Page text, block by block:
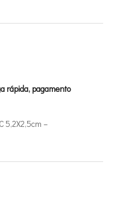
rápida, pagamento
5,2X2,5cm –